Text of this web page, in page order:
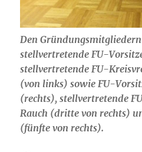
Den
stellvertretende FU-
stellvertretende FU-
(von links) sowie FU-
(rechts), stellvertretende
Rauch (dritte von rechts)
(fünfte von rechts).